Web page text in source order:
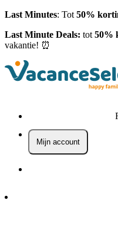
Last Minutes: Tot 50%
Last Minute Deals: tot 50%
vakantie! ⏰
Mijn account